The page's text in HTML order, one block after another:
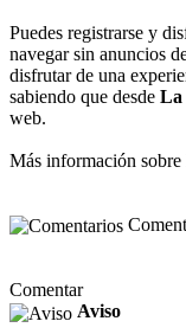
Puedes registrarse y
navegar sin anuncios
disfrutar de una
sabiendo que desde La
web.
Más información sobre
Comentar
Aviso